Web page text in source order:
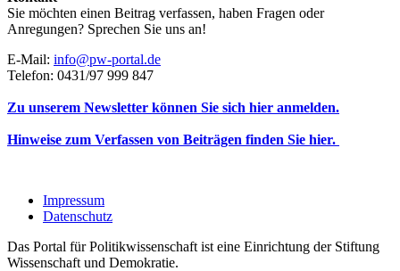
Sie möchten einen Beitrag verfassen, haben Fragen oder
Anregungen? Sprechen Sie uns an!
E-Mail: info@pw-portal.de
Telefon: 0431/97 999 847
Zu unserem Newsletter können Sie sich hier anmelden.
Hinweise zum Verfassen von Beiträgen finden Sie hier.
Impressum
Datenschutz
Das Portal für Politikwissenschaft ist eine Einrichtung der Stiftung
Wissenschaft und Demokratie.